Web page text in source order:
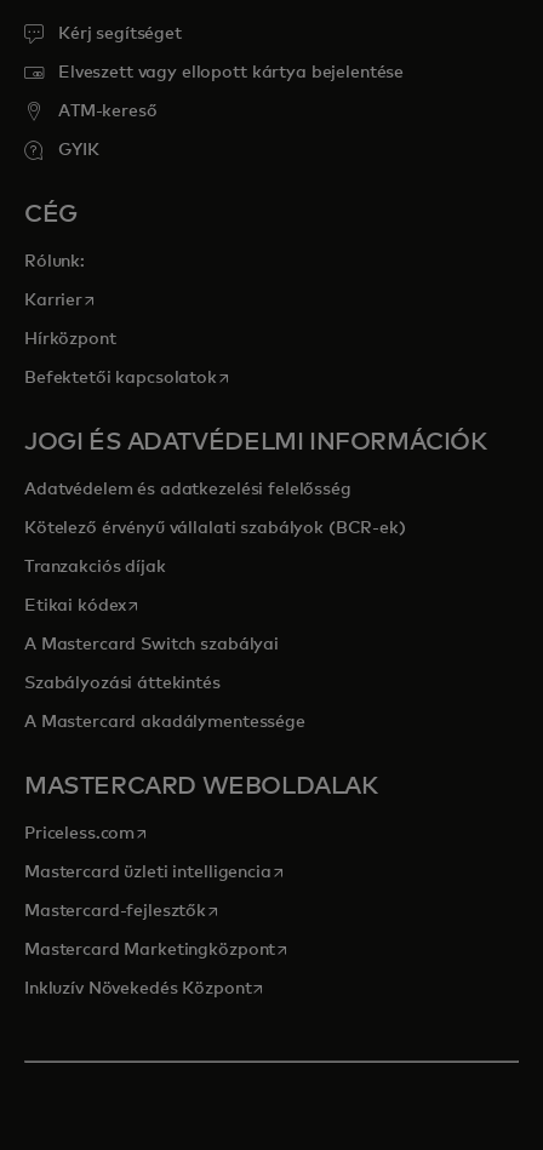
Kérj segítséget
Elveszett vagy ellopott kártya bejelentése
ATM-kereső
GYIK
CÉG
Rólunk:
Karrieropens in a new tab
Hírközpont
Befektetői kapcsolatokopens in a new tab
JOGI ÉS ADATVÉDELMI INFORMÁCIÓK
Adatvédelem és adatkezelési felelősség
Kötelező érvényű vállalati szabályok (BCR-ek)
Tranzakciós díjak
Etikai kódexopens in a new tab
A Mastercard Switch szabályai
Szabályozási áttekintés
A Mastercard akadálymentessége
MASTERCARD WEBOLDALAK
Priceless.com opens in a new tab
Mastercard üzleti intelligenciaopens in a new tab
Mastercard-fejlesztők opens in a new tab
Mastercard Marketingközpontopens in a new tab
Inkluzív Növekedés Központopens in a new tab